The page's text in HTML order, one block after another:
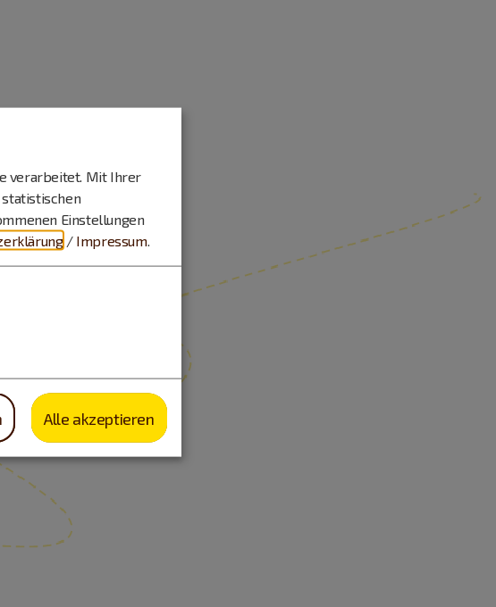
verarbeitet. Mit Ihrer
statistischen
Einstellungen
/ Impressum.
Alle akzeptieren